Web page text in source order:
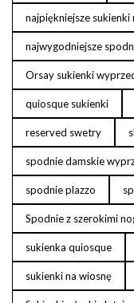
najpiękniejsze sukienki
najwygodniejsze
Orsay sukienki
quiosque sukienki
reserved swetry
spodnie damskie
spodnie plazzo
Spodnie z szerokimi
sukienka quiosque
sukienki na wiosnę